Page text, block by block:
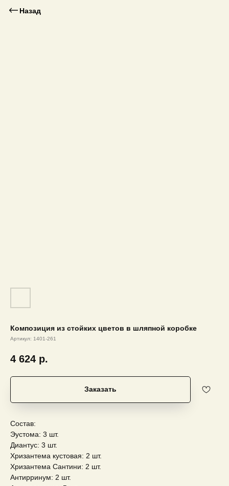
Назад
Композиция из стойких цветов в шляпной коробке
Артикул: 1401-261
4 624 р.
Заказать
Состав:
Эустома: 3 шт.
Диантус: 3 шт.
Хризантема кустовая: 2 шт.
Хризантема Сантини: 2 шт.
Антирринум: 2 шт.